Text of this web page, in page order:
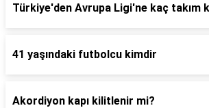
Türkiye'den Avrupa Ligi'ne kaç takım
41 yaşındaki futbolcu kimdir
Akordiyon kapı kilitlenir mi?